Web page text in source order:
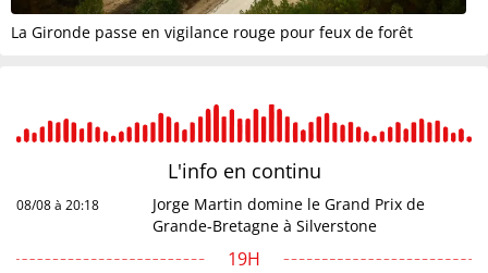
La Gironde passe en vigilance rouge pour feux de forêt
L'info en continu
08/08 à 20:18
Jorge Martin domine le Grand Prix de
Grande-Bretagne à Silverstone
19H